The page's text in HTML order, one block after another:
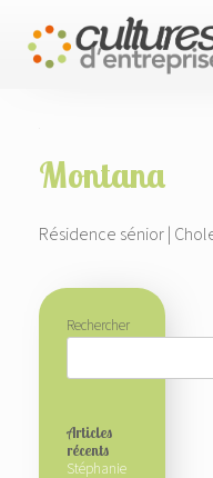
content
Montana
Résidence sénior |
Rechercher
Articles
récents
Stéphanie